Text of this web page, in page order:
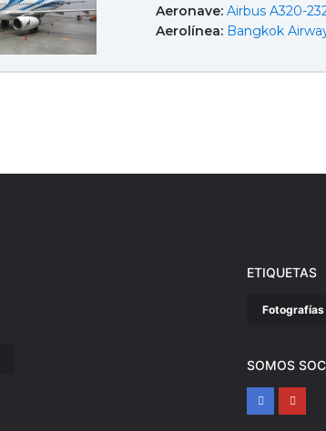
Aeronave: Airbus A320-
Aerolínea: Bangkok
ETIQUETAS
Fotografías
SOMOS